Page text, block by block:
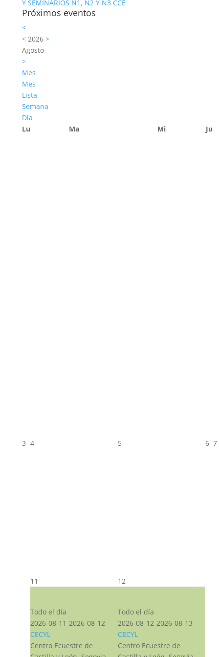
Y SEMINARIOS N1, N2 Y N3 CCE
Próximos eventos
<
<2026 >
Agosto
>
Mes
Mes
Lista
Semana
Día
Lu
Ma Mi Ju
3 4 5 6 7
11
Todo el día
2026-08-11-2026-08-12
CECYL
Centro Ecuestre de
12
Todo el día
2026-08-12-2026-08-13
CECYL
Centro Ecuestre de